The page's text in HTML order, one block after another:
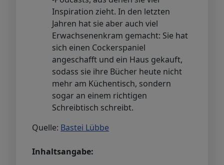
Inspiration zieht. In den letzten
Jahren hat sie aber auch viel
Erwachsenenkram gemacht: Sie hat
sich einen Cockerspaniel
angeschafft und ein Haus gekauft,
sodass sie ihre Bücher heute nicht
mehr am Küchentisch, sondern
sogar an einem richtigen
Schreibtisch schreibt.
Quelle: Bastei Lübbe
Inhaltsangabe: